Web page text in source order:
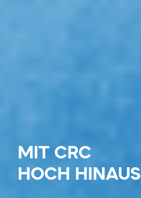
MIT CRC
HOCH HINAUS